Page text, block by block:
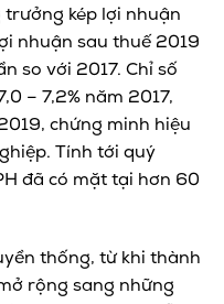
kép lợi nhuận
nhuận sau thuế 2019
so với 2017. Chỉ số
– 7,2% năm 2017,
chứng minh hiệu
Tính tới quý
đã có mặt tại hơn 60
thống, từ khi thành
rộng sang những